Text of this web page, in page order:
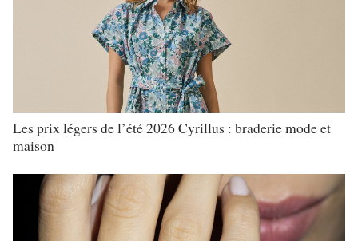
Les prix légers de l’été 2026 Cyrillus : braderie mode et
maison